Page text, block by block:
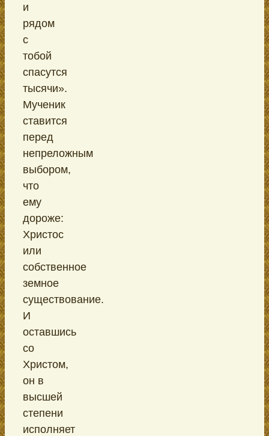
и
рядом
с
тобой
спасутся
тысячи».
Мученик
ставится
перед
непреложным
выбором,
что
ему
дороже:
Христос
или
собственное
земное
существование.
И
оставшись
со
Христом,
он в
высшей
степени
исполняет